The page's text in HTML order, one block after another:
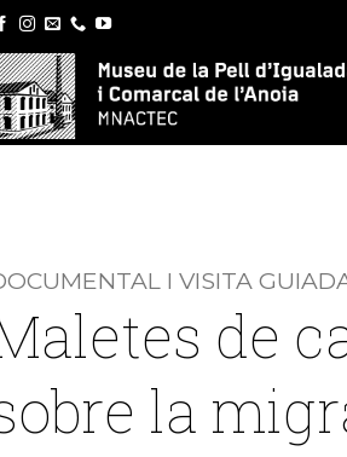
I VISITA
de
la